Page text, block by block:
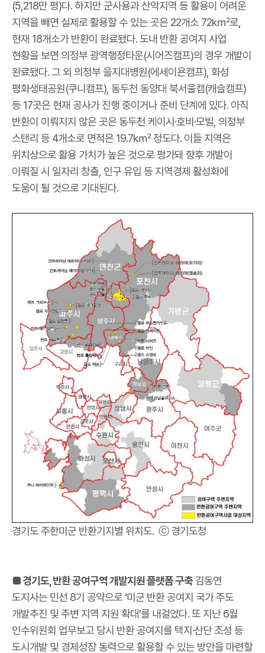
(5,218만 평)다. 하지만 군사용과 산악지역 등 활용이 어려운
지역을 빼면 실제로 활용할 수 있는 곳은 22개소 72㎢로,
현재 18개소가 반환이 완료됐다. 도내 반환 공여지 사업
현황을 보면 의정부 광역행정타운(시어즈캠프)의 경우 개발이
완료됐다. 그 외 의정부 을지대병원(에세이욘캠프), 화성
평화생태공원(쿠니캠프), 동두천 동양대 북서울캠(캐슬캠프)
등 17곳은 현재 공사가 진행 중이거나 준비 단계에 있다. 아직
반환이 이뤄지지 않은 곳은 동두천 케이시·호비·모빌, 의정부
스탠리 등 4개소로 면적은 19.7㎢ 정도다. 이들 지역은
위치상으로 활용 가치가 높은 것으로 평가돼 향후 개발이
이뤄질 시 일자리 창출, 인구 유입 등 지역경제 활성화에
도움이 될 것으로 기대된다.
경기도 주한미군 반환기지별 위치도. ⓒ 경기도청
■ 경기도, 반환 공여구역 개발지원 플랫폼 구축 김동연
도지사는 민선 8기 공약으로 ‘미군 반환 공여지 국가 주도
개발추진 및 주변 지역 지원 확대’를 내걸었다. 또 지난 6월
인수위원회 업무보고 당시 반환 공여지를 택지·산단 조성 등
도시개발 및 경제성장 동력으로 활용할 수 있는 방안을 마련할